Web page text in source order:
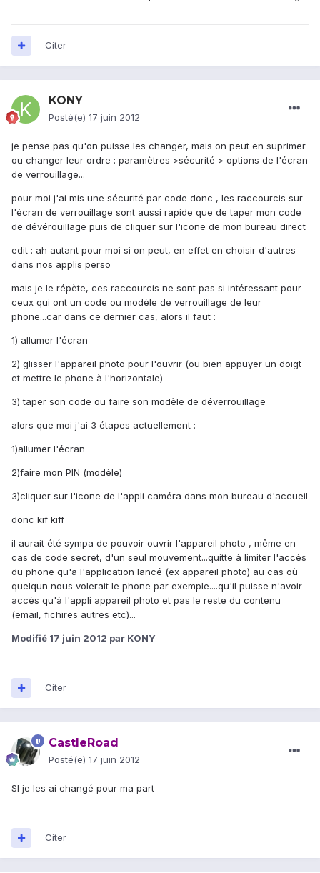
Citer
KONY
Posté(e) 17 juin 2012
je pense pas qu'on puisse les changer, mais on peut en suprimer
ou changer leur ordre : paramètres >sécurité > options de l'écran
de verrouillage...
pour moi j'ai mis une sécurité par code donc , les raccourcis sur
l'écran de verrouillage sont aussi rapide que de taper mon code
de dévérouillage puis de cliquer sur l'icone de mon bureau direct
edit : ah autant pour moi si on peut, en effet en choisir d'autres
dans nos applis perso
mais je le répète, ces raccourcis ne sont pas si intéressant pour
ceux qui ont un code ou modèle de verrouillage de leur
phone...car dans ce dernier cas, alors il faut :
1) allumer l'écran
2) glisser l'appareil photo pour l'ouvrir (ou bien appuyer un doigt
et mettre le phone à l'horizontale)
3) taper son code ou faire son modèle de déverrouillage
alors que moi j'ai 3 étapes actuellement :
1)allumer l'écran
2)faire mon PIN (modèle)
3)cliquer sur l'icone de l'appli caméra dans mon bureau d'accueil
donc kif kiff
il aurait été sympa de pouvoir ouvrir l'appareil photo , même en
cas de code secret, d'un seul mouvement...quitte à limiter l'accès
du phone qu'a l'application lancé (ex appareil photo) au cas où
quelqun nous volerait le phone par exemple....qu'il puisse n'avoir
accès qu'à l'appli appareil photo et pas le reste du contenu
(email, fichires autres etc)...
Modifié 17 juin 2012 par KONY
Citer
CastleRoad
Posté(e) 17 juin 2012
SI je les ai changé pour ma part
Citer